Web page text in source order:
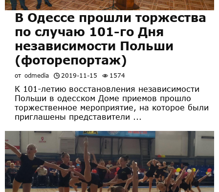
В Одессе прошли торжества
по случаю 101-го Дня
независимости Польши
(фоторепортаж)
от odmedia 2019-11-15 1574
К 101-летию восстановления независимости
Польши в одесском Доме приемов прошло
торжественное мероприятие, на которое были
приглашены представители ...